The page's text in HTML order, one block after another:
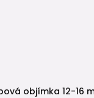
objímka 12-16